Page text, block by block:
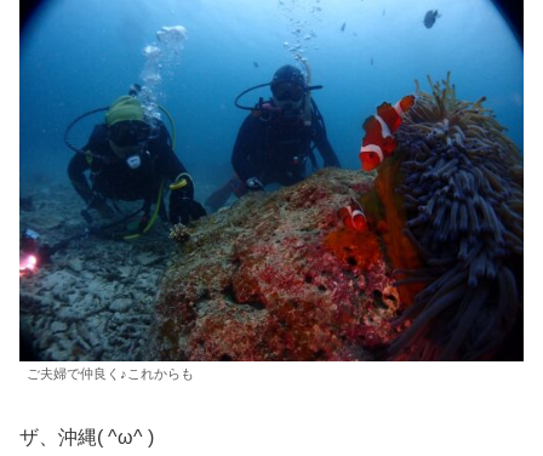
ご夫婦で仲良く♪これからも
ザ、沖縄( ^ω^ )